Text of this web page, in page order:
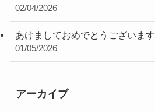
02/04/2026
あけましておめでとうございます
01/05/2026
アーカイブ